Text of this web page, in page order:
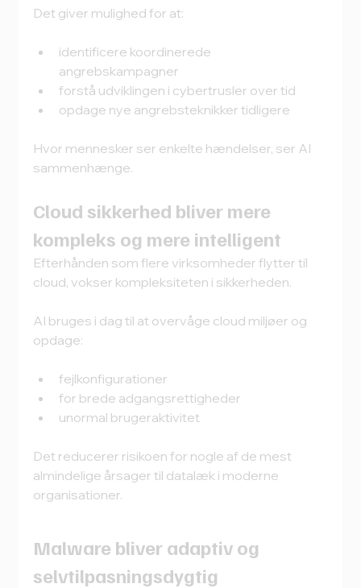
Det giver mulighed for at:
identificere koordinerede
angrebskampagner
forstå udviklingen i cybertrusler over tid
opdage nye angrebsteknikker tidligere
Hvor mennesker ser enkelte hændelser, ser AI
sammenhænge.
Cloud sikkerhed bliver mere
kompleks og mere intelligent
Efterhånden som flere virksomheder flytter til
cloud, vokser kompleksiteten i sikkerheden.
AI bruges i dag til at overvåge cloud miljøer og
opdage:
fejlkonfigurationer
for brede adgangsrettigheder
unormal brugeraktivitet
Det reducerer risikoen for nogle af de mest
almindelige årsager til datalæk i moderne
organisationer.
Malware bliver adaptiv og
selvtilpasningsdygtig